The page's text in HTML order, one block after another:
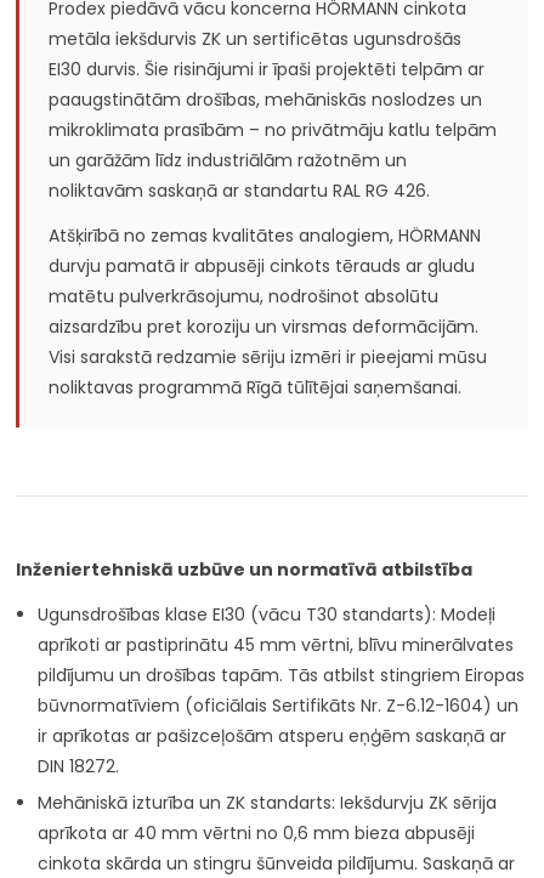
Prodex piedāvā vācu koncerna HÖRMANN cinkota
metāla iekšdurvis ZK un sertificētas ugunsdrošās
EI30 durvis. Šie risinājumi ir īpaši projektēti telpām ar
paaugstinātām drošības, mehāniskās noslodzes un
mikroklimata prasībām – no privātmāju katlu telpām
un garāžām līdz industriālām ražotnēm un
noliktavām saskaņā ar standartu RAL RG 426.
Atšķirībā no zemas kvalitātes analogiem, HÖRMANN
durvju pamatā ir abpusēji cinkots tērauds ar gludu
matētu pulverkrāsojumu, nodrošinot absolūtu
aizsardzību pret koroziju un virsmas deformācijām.
Visi sarakstā redzamie sēriju izmēri ir pieejami mūsu
noliktavas programmā Rīgā tūlītējai saņemšanai.
Inženiertehniskā uzbūve un normatīvā atbilstība
Ugunsdrošības klase EI30 (vācu T30 standarts): Modeļi
aprīkoti ar pastiprinātu 45 mm vērtni, blīvu minerālvates
pildījumu un drošības tapām. Tās atbilst stingriem Eiropas
būvnormatīviem (oficiālais Sertifikāts Nr. Z-6.12-1604) un
ir aprīkotas ar pašizceļošām atsperu eņģēm saskaņā ar
DIN 18272.
Mehāniskā izturība un ZK standarts: Iekšdurvju ZK sērija
aprīkota ar 40 mm vērtni no 0,6 mm bieza abpusēji
cinkota skārda un stingru šūnveida pildījumu. Saskaņā ar